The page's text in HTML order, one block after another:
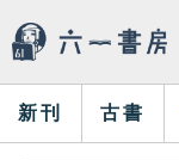
新刊 古書